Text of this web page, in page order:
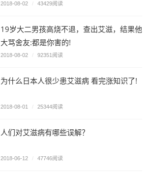
2018-08-02 / 43429阅读
19岁大二男孩高烧不退，查出艾滋，结果他
大骂舍友:都是你害的!
2018-08-02 / 92351阅读
为什么日本人很少患艾滋病 看完涨知识了!
2018-08-01 / 25344阅读
人们对艾滋病有哪些误解？
2018-06-12 / 47746阅读